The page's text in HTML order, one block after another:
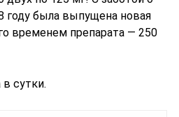
году была выпущена новая
временем препарата — 250
сутки.